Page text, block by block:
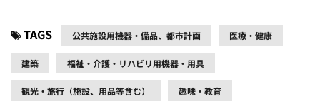
TAGS 公共施設用機器・備品、都市計画 医療・健康
建築 福祉・介護・リハビリ用機器・用具
観光・旅行（施設、用品等含む） 趣味・教育